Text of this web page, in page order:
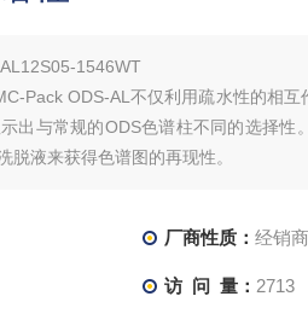
1546WT
Pack ODS-AL不仅利用疏水性的相
出与常规的ODS色谱柱不同的选择性
脱液来获得色谱图的再现性。
厂商性质： 经销商
访 问 量： 2713